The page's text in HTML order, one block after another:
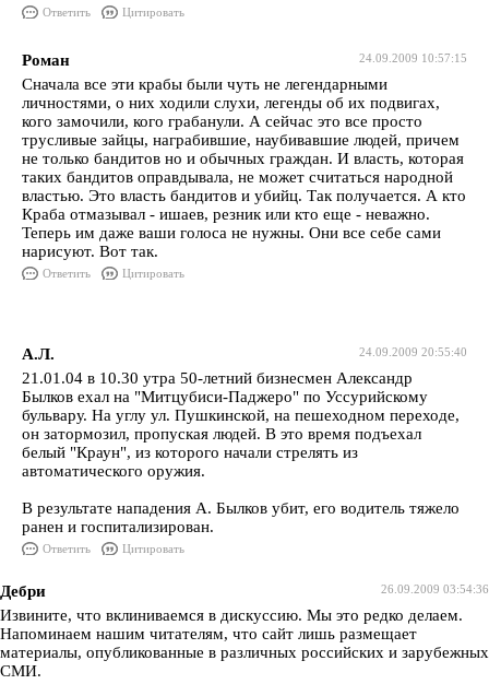
Ответить Цитировать
24.09.2009 10:57:15
Роман
Сначала все эти крабы были чуть не легендарными
личностями, о них ходили слухи, легенды об их подвигах,
кого замочили, кого грабанули. А сейчас это все просто
трусливые зайцы, награбившие, наубивавшие людей, причем
не только бандитов но и обычных граждан. И власть, которая
таких бандитов оправдывала, не может считаться народной
властью. Это власть бандитов и убийц. Так получается. А кто
Краба отмазывал - ишаев, резник или кто еще - неважно.
Теперь им даже ваши голоса не нужны. Они все себе сами
нарисуют. Вот так.
Ответить Цитировать
24.09.2009 20:55:40
А.Л.
21.01.04 в 10.30 утра 50-летний бизнесмен Александр
Былков ехал на "Митцубиси-Паджеро" по Уссурийскому
бульвару. На углу ул. Пушкинской, на пешеходном переходе,
он затормозил, пропуская людей. В это время подъехал
белый "Краун", из которого начали стрелять из
автоматического оружия.
В результате нападения А. Былков убит, его водитель тяжело
ранен и госпитализирован.
Ответить Цитировать
26.09.2009 03:54:36
Дебри
Извините, что вклиниваемся в дискуссию. Мы это редко делаем.
Напоминаем нашим читателям, что сайт лишь размещает
материалы, опубликованные в различных российских и зарубежных
СМИ.